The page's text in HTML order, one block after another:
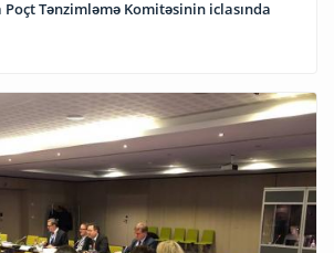
Tənzimləmə Komitəsinin iclasında